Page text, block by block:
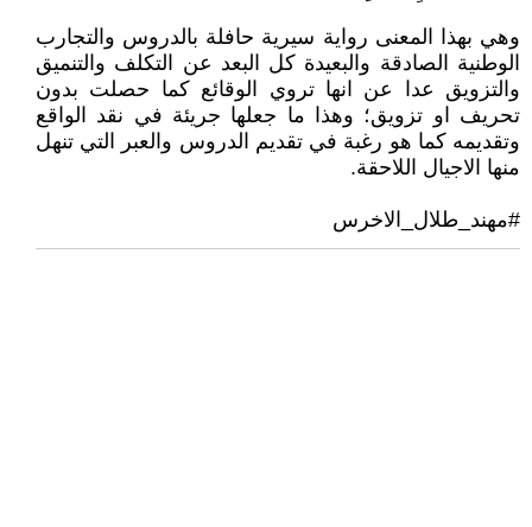
وهي بهذا المعنى رواية سيرية حافلة بالدروس والتجارب
الوطنية الصادقة والبعيدة كل البعد عن التكلف والتنميق
والتزويق عدا عن انها تروي الوقائع كما حصلت بدون
تحريف او تزويق؛ وهذا ما جعلها جريئة في نقد الواقع
وتقديمه كما هو رغبة في تقديم الدروس والعبر التي تنهل
منها الاجيال اللاحقة.
#مهند_طلال_الاخرس